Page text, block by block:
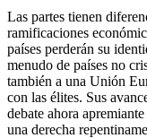
Las partes tienen
ramificaciones
países perderán su
menudo de países no
también a una Unión
con las élites. Sus
debate ahora
una derecha